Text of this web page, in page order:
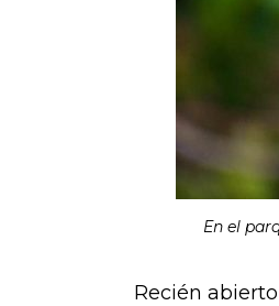
En el
Recién